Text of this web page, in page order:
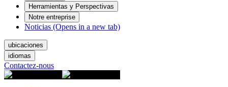
Herramientas y Perspectivas
Notre entreprise
Noticias (Opens in a new tab)
ubicaciones
idiomas
Contactez-nous